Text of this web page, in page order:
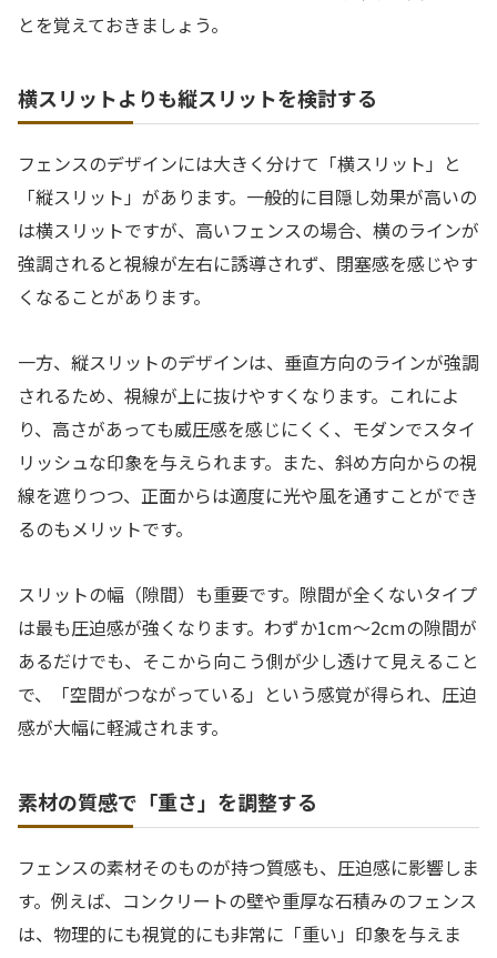
とを覚えておきましょう。
横スリットよりも縦スリットを検討する
フェンスのデザインには大きく分けて「横スリット」と
「縦スリット」があります。一般的に目隠し効果が高いの
は横スリットですが、高いフェンスの場合、横のラインが
強調されると視線が左右に誘導されず、閉塞感を感じやす
くなることがあります。
一方、縦スリットのデザインは、垂直方向のラインが強調
されるため、視線が上に抜けやすくなります。これによ
り、高さがあっても威圧感を感じにくく、モダンでスタイ
リッシュな印象を与えられます。また、斜め方向からの視
線を遮りつつ、正面からは適度に光や風を通すことができ
るのもメリットです。
スリットの幅（隙間）も重要です。隙間が全くないタイプ
は最も圧迫感が強くなります。わずか1cm〜2cmの隙間が
あるだけでも、そこから向こう側が少し透けて見えること
で、「空間がつながっている」という感覚が得られ、圧迫
感が大幅に軽減されます。
素材の質感で「重さ」を調整する
フェンスの素材そのものが持つ質感も、圧迫感に影響しま
す。例えば、コンクリートの壁や重厚な石積みのフェンス
は、物理的にも視覚的にも非常に「重い」印象を与えま